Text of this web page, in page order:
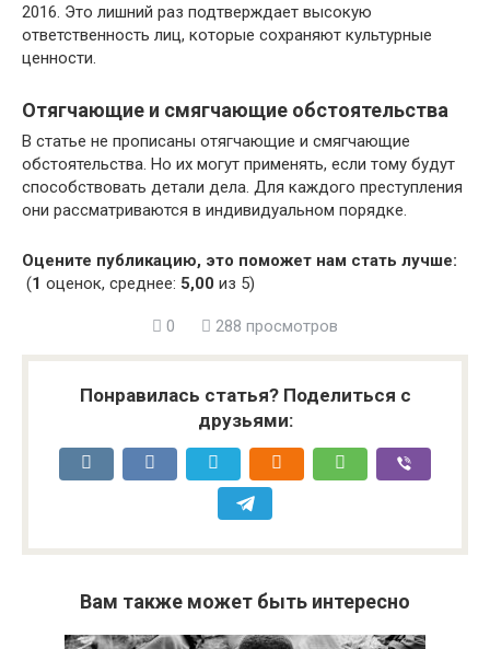
2016. Это лишний раз подтверждает высокую
ответственность лиц, которые сохраняют культурные
ценности.
Отягчающие и смягчающие обстоятельства
В статье не прописаны отягчающие и смягчающие
обстоятельства. Но их могут применять, если тому будут
способствовать детали дела. Для каждого преступления
они рассматриваются в индивидуальном порядке.
Оцените публикацию, это поможет нам стать лучше:
(1 оценок, среднее: 5,00 из 5)
0 288 просмотров
Понравилась статья? Поделиться с
друзьями:
Вам также может быть интересно